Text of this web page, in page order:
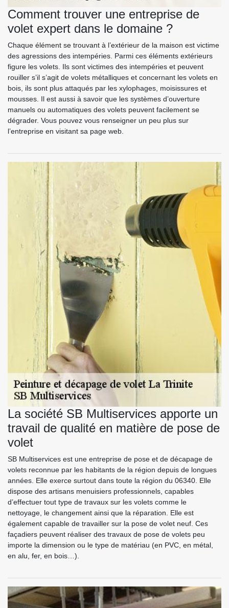
Comment trouver une entreprise de
volet expert dans le domaine ?
Chaque élément se trouvant à l’extérieur de la maison est victime
des agressions des intempéries. Parmi ces éléments extérieurs
figure les volets. Ils sont victimes des intempéries et peuvent
rouiller s’il s’agit de volets métalliques et concernant les volets en
bois, ils sont plus attaqués par les xylophages, moisissures et
mousses. Il est aussi à savoir que les systèmes d’ouverture
manuels ou automatiques des volets peuvent facilement se
dégrader. Vous pouvez vous renseigner un peu plus sur
l’entreprise en visitant sa page web.
La société SB Multiservices apporte un
travail de qualité en matière de pose de
volet
SB Multiservices est une entreprise de pose et de décapage de
volets reconnue par les habitants de la région depuis de longues
années. Elle exerce surtout dans toute la région du 06340. Elle
dispose des artisans menuisiers professionnels, capables
d’effectuer tout type de travaux sur les volets comme le
nettoyage, le changement ainsi que la réparation. Elle est
également capable de travailler sur la pose de volet neuf. Ces
façadiers peuvent réaliser des travaux de pose de volets peu
importe la dimension ou le type de matériau (en PVC, en métal,
en alu, fer, en bois…).